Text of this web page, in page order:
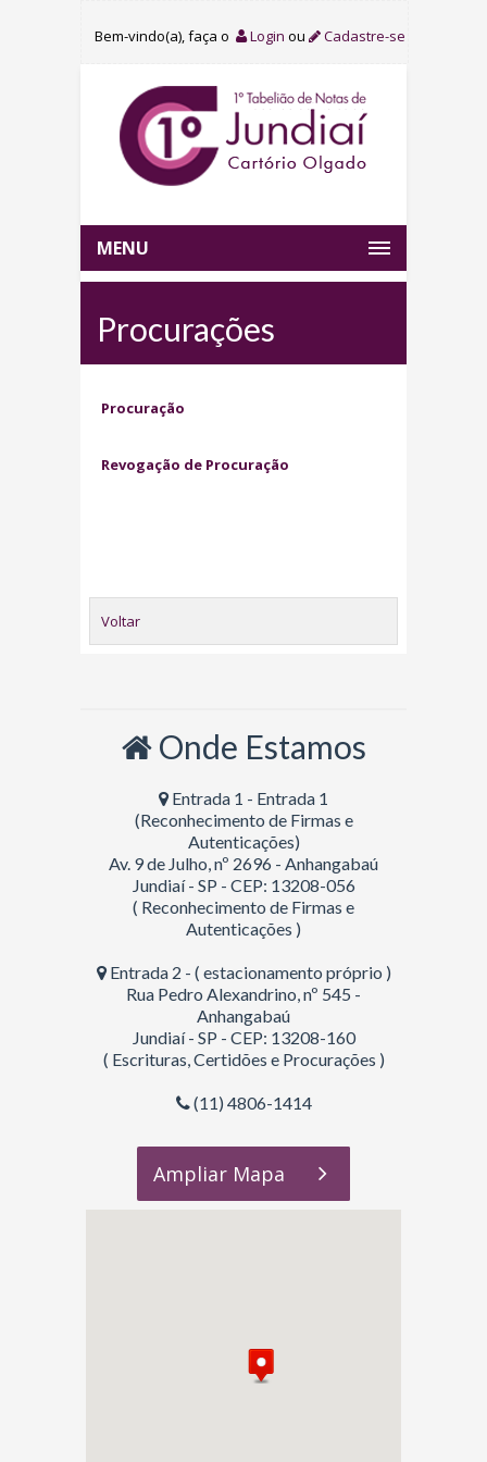
Bem-vindo(a), faça o Login ou Cadastre-se
MENU
Procurações
Procuração
Revogação de Procuração
Voltar
Onde Estamos
Entrada 1 - Entrada 1
(Reconhecimento de Firmas e
Autenticações)
Av. 9 de Julho, nº 2696 - Anhangabaú
Jundiaí - SP - CEP: 13208-056
( Reconhecimento de Firmas e
Autenticações )
Entrada 2 - ( estacionamento próprio )
Rua Pedro Alexandrino, nº 545 -
Anhangabaú
Jundiaí - SP - CEP: 13208-160
( Escrituras, Certidões e Procurações )
(11) 4806-1414
Ampliar Mapa